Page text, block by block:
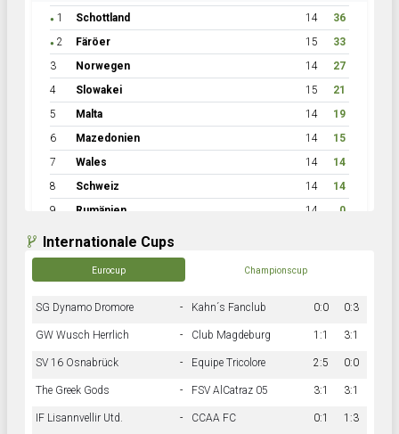
● 1 Schottland 14 36
● 2 Färöer 15
33
3
Norwegen 14
27
4
Slowakei 15
21
5
Malta 14
19
6
Mazedonien 14
15
7
Wales 14
14
8
Schweiz 14
14
9
Rumänien 14 0
Internationale Cups
Eurocup Championscup
SG Dynamo Dromore - Kahn´s Fanclub 0:0 0:3
GW Wusch Herrlich - Club Magdeburg 1:1 3:1
SV 16 Osnabrück - Equipe Tricolore 2:5 0:0
The Greek Gods - FSV AlCatraz 05 3:1 3:1
IF Lisannvellir Utd. - CCAA FC 0:1 1:3